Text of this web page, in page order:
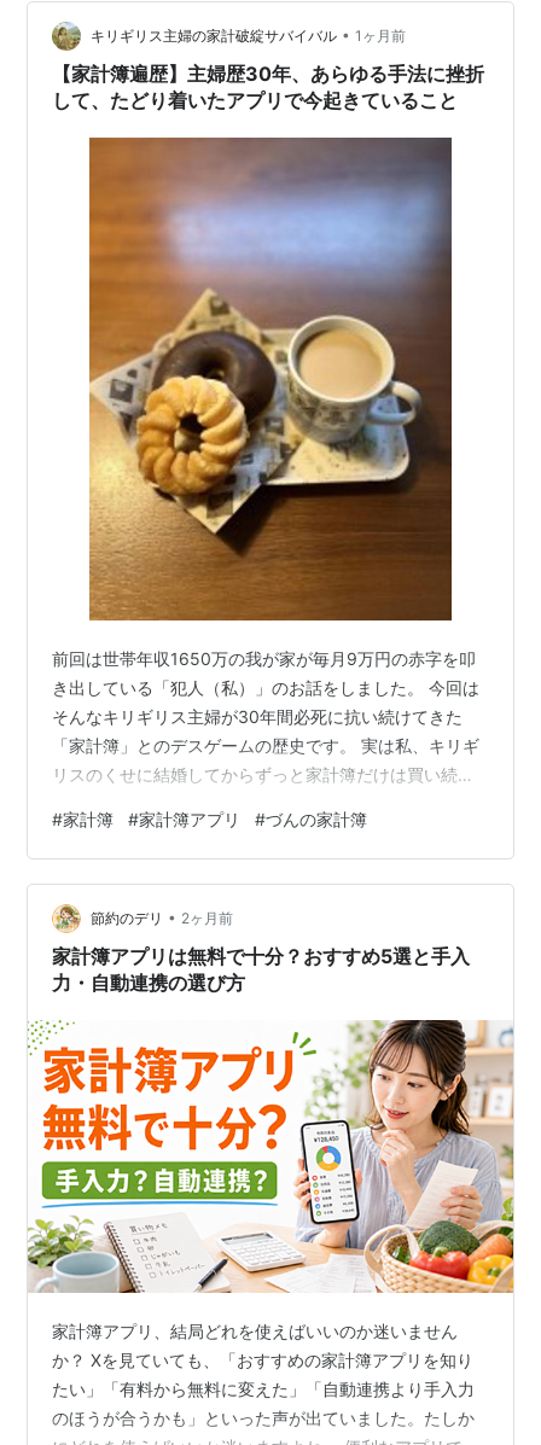
キリギリス主婦の家計破綻サバイバル • 1ヶ月前
【家計簿遍歴】主婦歴30年、あらゆる手法に挫折
して、たどり着いたアプリで今起きていること
前回は世帯年収1650万の我が家が毎月9万円の赤字を叩
き出している「犯人（私）」のお話をしました。 今回は
そんなキリギリス主婦が30年間必死に抗い続けてきた
「家計簿」とのデスゲームの歴史です。 実は私、キリギ
リスのくせに結婚してからずっと家計簿だけは買い続け
並ぶ手帳や家計簿を見るのが大好き。 典型的な形から入
るタイプ “来年はしっかり記録できそう”そう毎年意気込
んでは、１月前半で力尽きるウッスい記録。 これまで、
ありとあらゆる手法に手を出しては討ち死にしてきまし
た。 ご参考までに、我が家の「家計簿挫折インフレ史」
をどうぞ。 ●第一期：市販の…
#家計簿 #家計簿アプリ #づんの家計簿
節約のデリ • 2ヶ月前
家計簿アプリは無料で十分？おすすめ5選と手入
力・自動連携の選び方
家計簿アプリ、結局どれを使えばいいのか迷いません
か？ Xを見ていても、「おすすめの家計簿アプリを知り
たい」「有料から無料に変えた」「自動連携より手入力
のほうが合うかも」といった声が出ていました。たしか